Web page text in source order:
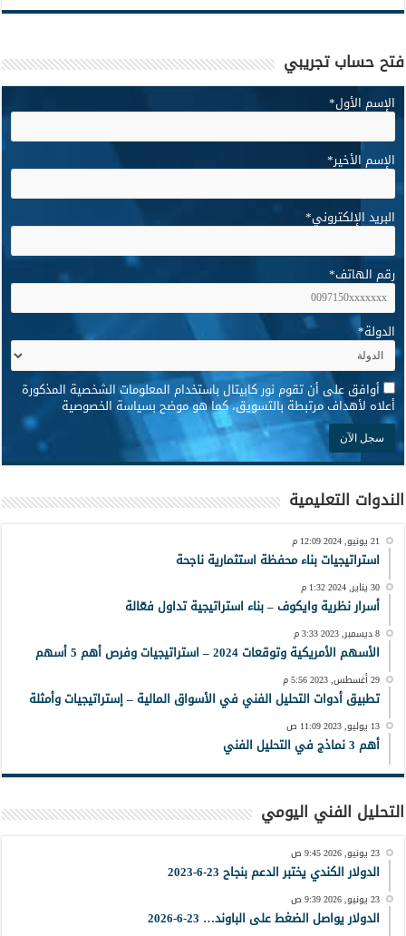
فتح حساب تجريبي
الإسم الأول*
الإسم الأخير*
البريد الإلكتروني*
رقم الهاتف*
الدولة*
* أوافق على أن تقوم نور كابيتال باستخدام المعلومات الشخصية المذكورة
أعلاه لأهداف مرتبطة بالتسويق، كما هو موضح بسياسة الخصوصية
الندوات التعليمية
21 يونيو, 2024 12:09 م
استراتيجيات بناء محفظة استثمارية ناجحة
30 يناير, 2024 1:32 م
أسرار نظرية وايكوف – بناء استراتيجية تداول فعّالة
8 ديسمبر, 2023 3:33 م
الأسهم الأمريكية وتوقعات 2024 – استراتيجيات وفرص أهم 5 أسهم
29 أغسطس, 2023 5:56 م
تطبيق أدوات التحليل الفني في الأسواق المالية – إستراتيجيات وأمثلة
13 يوليو, 2023 11:09 ص
أهم 3 نماذج في التحليل الفني
التحليل الفني اليومي
23 يونيو, 2026 9:45 ص
الدولار الكندي يختبر الدعم بنجاح 23-6-2023
23 يونيو, 2026 9:39 ص
الدولار يواصل الضغط على الباوند… 23-6-2026